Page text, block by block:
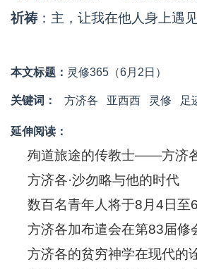
祈祷：主，让我在他人身上遇见
本文标题： 灵修365（6月2日）
关键词： 方济各 亚西西 灵修 足
延伸阅读：
殉道旅途的传教士——方济
方济各·沙勿略与他的时代
方济各的贫穷神学在现代的